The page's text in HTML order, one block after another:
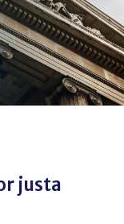
justa